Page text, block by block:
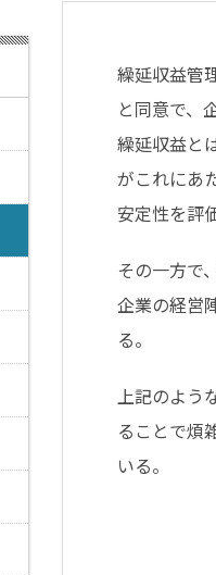
繰延収益管
と同意で、
繰延収益と
がこれにあ
安定性を評
その一方で
企業の経営
る。
上記のよう
ることで煩
いる。